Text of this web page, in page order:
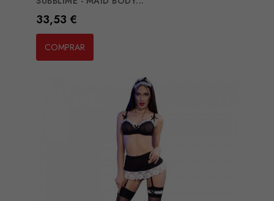
Preço
33,53 €
COMPRAR